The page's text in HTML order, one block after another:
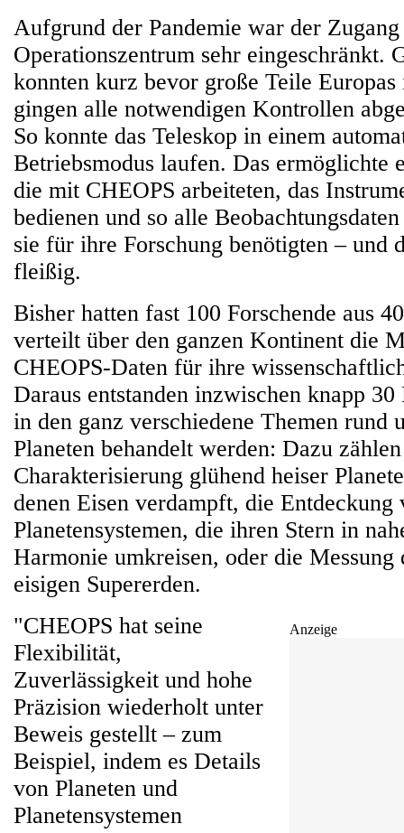
Aufgrund der Pandemie war der
Operationszentrum sehr eingeschränkt.
konnten kurz bevor große Teile
gingen alle notwendigen Kontrollen
So konnte das Teleskop in einem
Betriebsmodus laufen. Das ermöglichte
die mit CHEOPS arbeiteten, das
bedienen und so alle
sie für ihre Forschung benötigten – und
fleißig.
Bisher hatten fast 100 Forschende aus
verteilt über den ganzen Kontinent die
CHEOPS-Daten für ihre
Daraus entstanden inzwischen knapp
in den ganz verschiedene Themen rund
Planeten behandelt werden: Dazu
Charakterisierung glühend heiser
denen Eisen verdampft, die Entdeckung
Planetensystemen, die ihren Stern in
Harmonie umkreisen, oder die
eisigen Supererden.
Anzeige
"CHEOPS hat seine
Flexibilität,
Zuverlässigkeit und hohe
Präzision wiederholt unter
Beweis gestellt – zum
Beispiel, indem es Details
von Planeten und
Planetensystemen